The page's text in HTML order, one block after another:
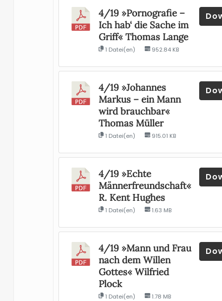
4/19 »Pornografie –
Ich hab‘ die Sache im
Griff« Thomas Lange
1 Datei(en) 952.84 KB
4/19 »Johannes
Markus – ein Mann
wird brauchbar«
Thomas Müller
1 Datei(en) 915.01 KB
4/19 »Echte
Männerfreundschaft«
R. Kent Hughes
1 Datei(en) 1.63 MB
4/19 »Mann und Frau
nach dem Willen
Gottes« Wilfried
Plock
1 Datei(en) 1.78 MB